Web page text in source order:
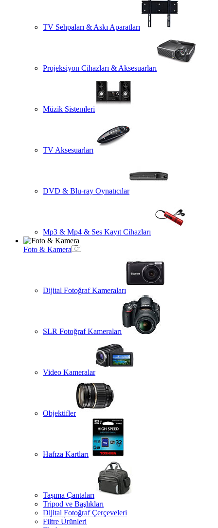
TV Sehpaları & Askı Aparatları
Projeksiyon Cihazları & Aksesuarları
Müzik Sistemleri
TV Aksesuarları
DVD & Blu-ray Oynatıcılar
Mp3 & Mp4 & Ses Kayıt Cihazları
Foto & Kamera
Dijital Fotoğraf Kameraları
SLR Fotoğraf Kameraları
Video Kameralar
Objektifler
Hafıza Kartları
Taşıma Çantaları
Tripod ve Başlıkları
Dijital Fotoğraf Çerçeveleri
Filtre Ürünleri